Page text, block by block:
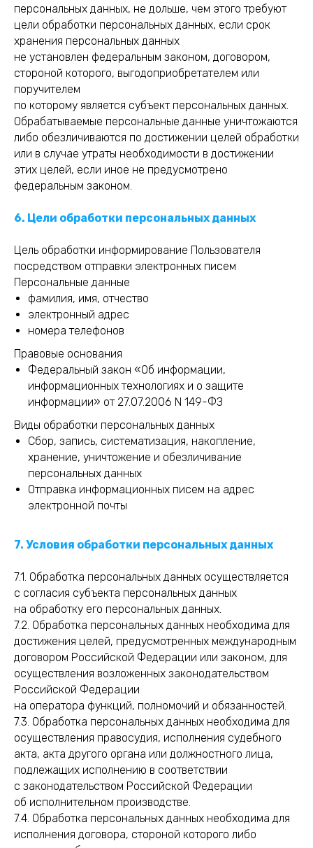
персональных данных, не дольше, чем этого требуют
цели обработки персональных данных, если срок
хранения персональных данных
не установлен федеральным законом, договором,
стороной которого, выгодоприобретателем или
поручителем
по которому является субъект персональных данных.
Обрабатываемые персональные данные уничтожаются
либо обезличиваются по достижении целей обработки
или в случае утраты необходимости в достижении
этих целей, если иное не предусмотрено
федеральным законом.
6. Цели обработки персональных данных
Цель обработки информирование Пользователя
посредством отправки электронных писем
Персональные данные
фамилия, имя, отчество
электронный адрес
номера телефонов
Правовые основания
Федеральный закон «Об информации,
информационных технологиях и о защите
информации» от 27.07.2006 N 149-ФЗ
Виды обработки персональных данных
Сбор, запись, систематизация, накопление,
хранение, уничтожение и обезличивание
персональных данных
Отправка информационных писем на адрес
электронной почты
7. Условия обработки персональных данных
7.1. Обработка персональных данных осуществляется
с согласия субъекта персональных данных
на обработку его персональных данных.
7.2. Обработка персональных данных необходима для
достижения целей, предусмотренных международным
договором Российской Федерации или законом, для
осуществления возложенных законодательством
Российской Федерации
на оператора функций, полномочий и обязанностей.
7.3. Обработка персональных данных необходима для
осуществления правосудия, исполнения судебного
акта, акта другого органа или должностного лица,
подлежащих исполнению в соответствии
с законодательством Российской Федерации
об исполнительном производстве.
7.4. Обработка персональных данных необходима для
исполнения договора, стороной которого либо